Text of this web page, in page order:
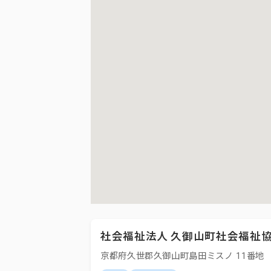
社会福祉法人 久御山町社会福祉
京都府久世郡久御山町島田ミスノ 11番地